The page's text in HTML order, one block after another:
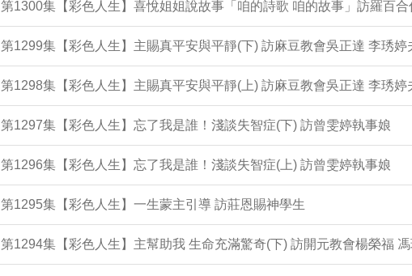
第1300集【彩色人生】喜悅姐姐說故事「咱的詩歌 咱的故事」訪羅百合
第1299集【彩色人生】主賜真平安與平靜(下) 訪麻豆教會吳正達 李琇婷
第1298集【彩色人生】主賜真平安與平靜(上) 訪麻豆教會吳正達 李琇婷
第1297集【彩色人生】忘了我是誰！淺談失智症(下) 訪曾雯婷執事娘
第1296集【彩色人生】忘了我是誰！淺談失智症(上) 訪曾雯婷執事娘
第1295集【彩色人生】一生蒙主引導 訪莊恩賜神學生
第1294集【彩色人生】主幫助我 生命充滿驚奇(下) 訪開元教會楊榮福